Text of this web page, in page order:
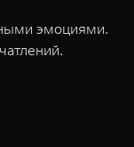
эмоциями.